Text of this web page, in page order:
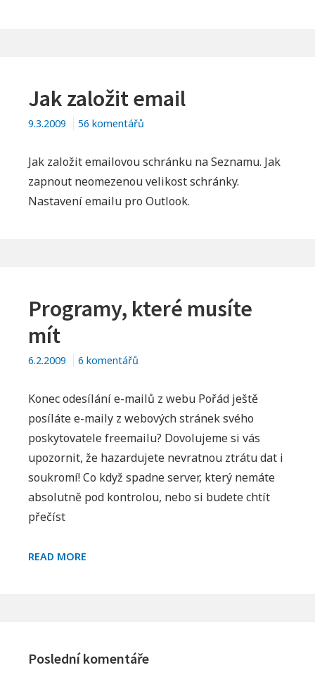
Jak založit email
9.3.2009 56 komentářů
s
názvem
Jak založit emailovou schránku na Seznamu. Jak
zapnout neomezenou velikost schránky.
Nastavení emailu pro Outlook.
Programy, které musíte
mít
6.2.2009 6 komentářů
s
názvem
musíte
mít
Konec odesílání e-mailů z webu Pořád ještě
posíláte e-maily z webových stránek svého
poskytovatele freemailu? Dovolujeme si vás
upozornit, že hazardujete nevratnou ztrátu dat i
soukromí! Co když spadne server, který nemáte
absolutně pod kontrolou, nebo si budete chtít
přečíst
READ MORE
Widgets
Poslední komentáře